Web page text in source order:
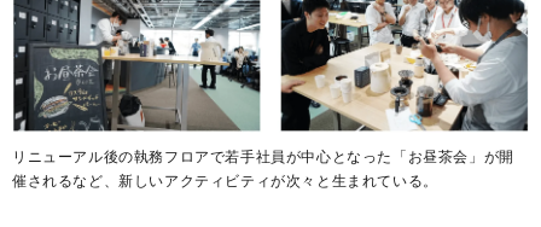
リニューアル後の執務フロアで若手社員が中心となった「お昼茶会」が開
催されるなど、新しいアクティビティが次々と生まれている。